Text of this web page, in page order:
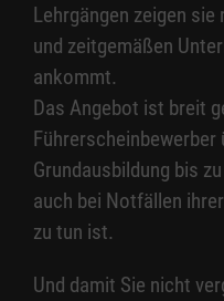
Lehrgängen zeigen
und zeitgemäßen
ankommt.
Das Angebot ist breit
Führerscheinbewerber
Grundausbildung bis
auch bei Notfällen
zu tun ist.
Und damit Sie nicht